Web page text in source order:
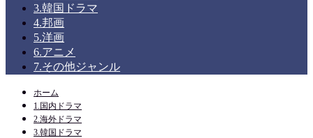
3.韓国ドラマ
4.邦画
5.洋画
6.アニメ
7.その他ジャンル
ホーム
1.国内ドラマ
2.海外ドラマ
3.韓国ドラマ